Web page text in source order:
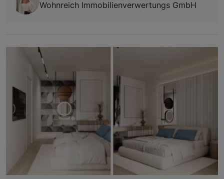
Wohnreich Immobilienverwertungs GmbH